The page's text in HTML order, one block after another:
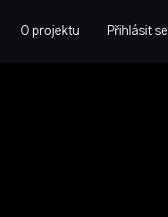
O projektu Přihlásit se